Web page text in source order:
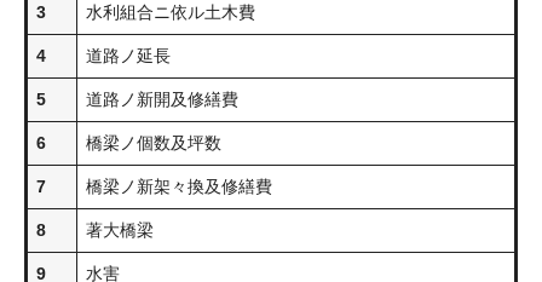
3 水利組合ニ依ル土木費
4 道路ノ延長
5 道路ノ新開及修繕費
6 橋梁ノ個数及坪数
7 橋梁ノ新架々換及修繕費
8 著大橋梁
9 水害